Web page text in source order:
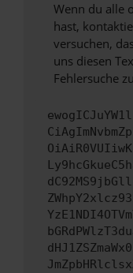
Wenn du alle
hast,
versuchen,
uns diesen
Fehlersuche